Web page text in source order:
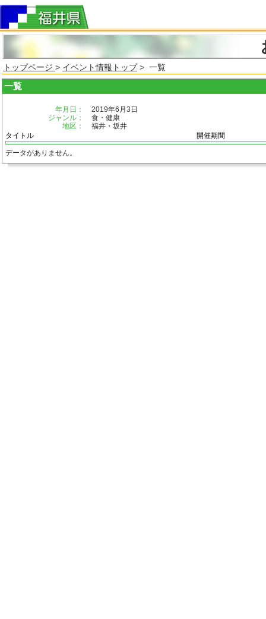
トップページ > イベント情報トップ> 一覧
一覧
年月日：
2019年6月3日
ジャンル：
食・健康
地区：
福井・坂井
タイトル
開催期間
データがありません。